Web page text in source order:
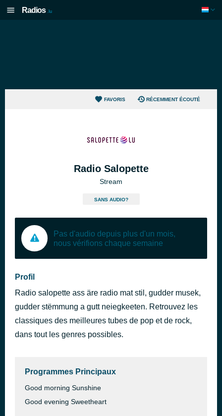
Radios .lu
FAVORIS RÉCEMMENT ÉCOUTÉ
Radio Salopette
Stream
SANS AUDIO?
Pas d'audio depuis plus d'un mois,
nous vérifions chaque semaine
Profil
Radio salopette ass äre radio mat stil, gudder musek,
gudder stëmmung a gutt neiegkeeten. Retrouvez les
classiques des meilleures tubes de pop et de rock,
dans tout les genres possibles.
Programmes Principaux
Good morning Sunshine
Good evening Sweetheart